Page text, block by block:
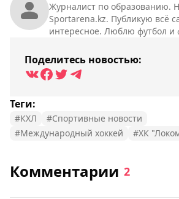
Журналист по образованию.
Sportarena.kz. Публикую всё
интересное. Люблю футбол и
Поделитесь новостью:
Теги:
#КХЛ
#Спортивные новости
#Международный хоккей
#ХК
Комментарии 2